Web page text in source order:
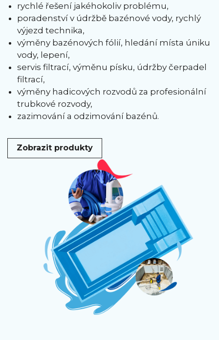
rychlé řešení jakéhokoliv problému,
poradenství v údržbě bazénové vody, rychlý
výjezd technika,
výměny bazénových fólií, hledání místa úniku
vody, lepení,
servis filtrací, výměnu písku, údržby čerpadel
filtrací,
výměny hadicových rozvodů za profesionální
trubkové rozvody,
zazimování a odzimování bazénů.
Zobrazit produkty